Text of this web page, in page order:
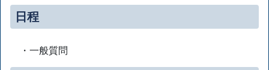
日程
・一般質問